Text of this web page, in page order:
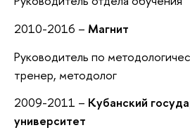
2010-2016 – Магнит
Руководитель по
тренер, методолог
2009-2011 – Кубанский
университет